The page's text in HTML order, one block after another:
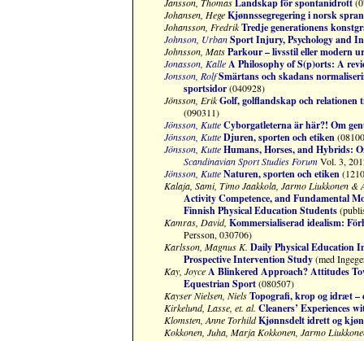
Landskap för spontanidrott
Johansen, Hege Kjønnssegregering i norsk
Johansson, FredrikTredje generationens
Johnson, Urban Sport Injury, Psychology and
Johnsson, Mats Parkour – livsstil eller modern
Jonasson, Kalle A Philosophy of S(p)orts: A
Jonsson, Rolf Smärtans och skadans
sportsidor(040928)
Jönsson, Erik Golf, golflandskap och
(090311)
Jönsson, Kutte Cyborgatleterna är här?! Om
Jönsson, Kutte Djuren, sporten och etiken
Jönsson, Kutte Humans, Horses, and Hybrids:
Scandinavian Sport Studies ForumVol. 3,
Jönsson, Kutte Naturen, sporten och etiken
Kalaja, Sami, Timo Jaakkola, Jarmo Liukkonen &
Activity Competence, and Fundamental
Finnish Physical Education Students
Kamras, David, Kommersialiserad idealism:
Persson, 030706)
Karlsson, Magnus K. Daily Physical Education
Prospective Intervention Study(med
Kay, Joyce A Blinkered Approach? Attitudes
Equestrian Sport(080507)
Kayser Nielsen, Niels Topografi, krop og idræt –
Kirkelund, Lasse, et. al. Cleaners’ Experiences
Klomsten, Anne Torhild Kjønnsdelt idrett og
Kokkonen, Juha, Marja Kokkonen, Jarmo